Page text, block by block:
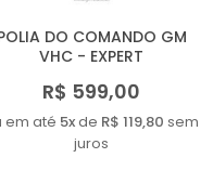
DO COMANDO GM
VHC - EXPERT
R$ 599,00
em até 5xde R$ 119,80 sem
juros